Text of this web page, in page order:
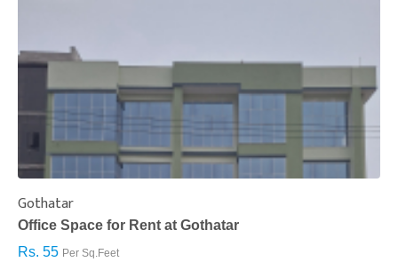
Gothatar
Office Space for Rent at Gothatar
Rs. 55 Per Sq.Feet